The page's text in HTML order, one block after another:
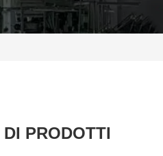
PRODOTTI